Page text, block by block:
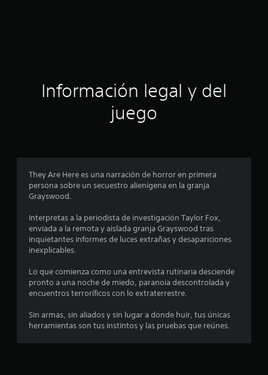
Información legal y del
juego
They Are Here es una narración de horror en primera
persona sobre un secuestro alienígena en la granja
Grayswood.
Interpretas a la periodista de investigación Taylor Fox,
enviada a la remota y aislada granja Grayswood tras
inquietantes informes de luces extrañas y desapariciones
inexplicables.
Lo que comienza como una entrevista rutinaria desciende
pronto a una noche de miedo, paranoia descontrolada y
encuentros terroríficos con lo extraterrestre.
Sin armas, sin aliados y sin lugar a donde huir, tus únicas
herramientas son tus instintos y las pruebas que reúnes.